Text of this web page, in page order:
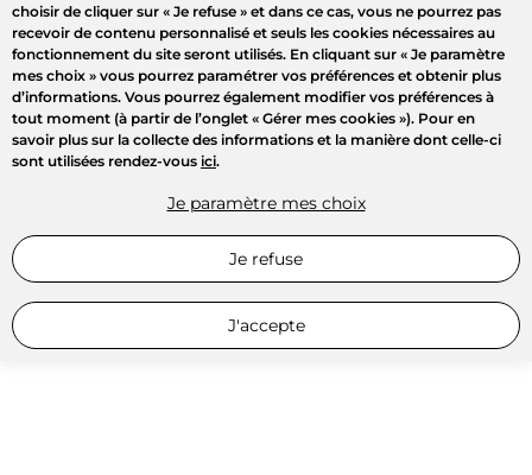
choisir de cliquer sur « Je refuse » et dans ce cas, vous ne pourrez pas
recevoir de contenu personnalisé et seuls les cookies nécessaires au
fonctionnement du site seront utilisés. En cliquant sur « Je paramètre
mes choix » vous pourrez paramétrer vos préférences et obtenir plus
d’informations. Vous pourrez également modifier vos préférences à
tout moment (à partir de l’onglet « Gérer mes cookies »). Pour en
savoir plus sur la collecte des informations et la manière dont celle-ci
sont utilisées rendez-vous ici.
Je paramètre mes choix
Je refuse
J'accepte